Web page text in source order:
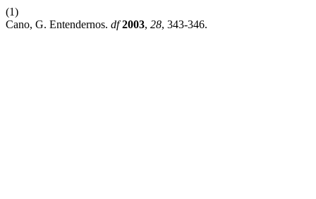
(1)
Cano, G. Entendernos. df 2003, 28, 343-346.